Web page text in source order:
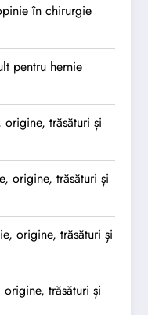
în chirurgie
pentru hernie
origine, trăsături și
origine, trăsături și
origine, trăsături și
origine, trăsături și